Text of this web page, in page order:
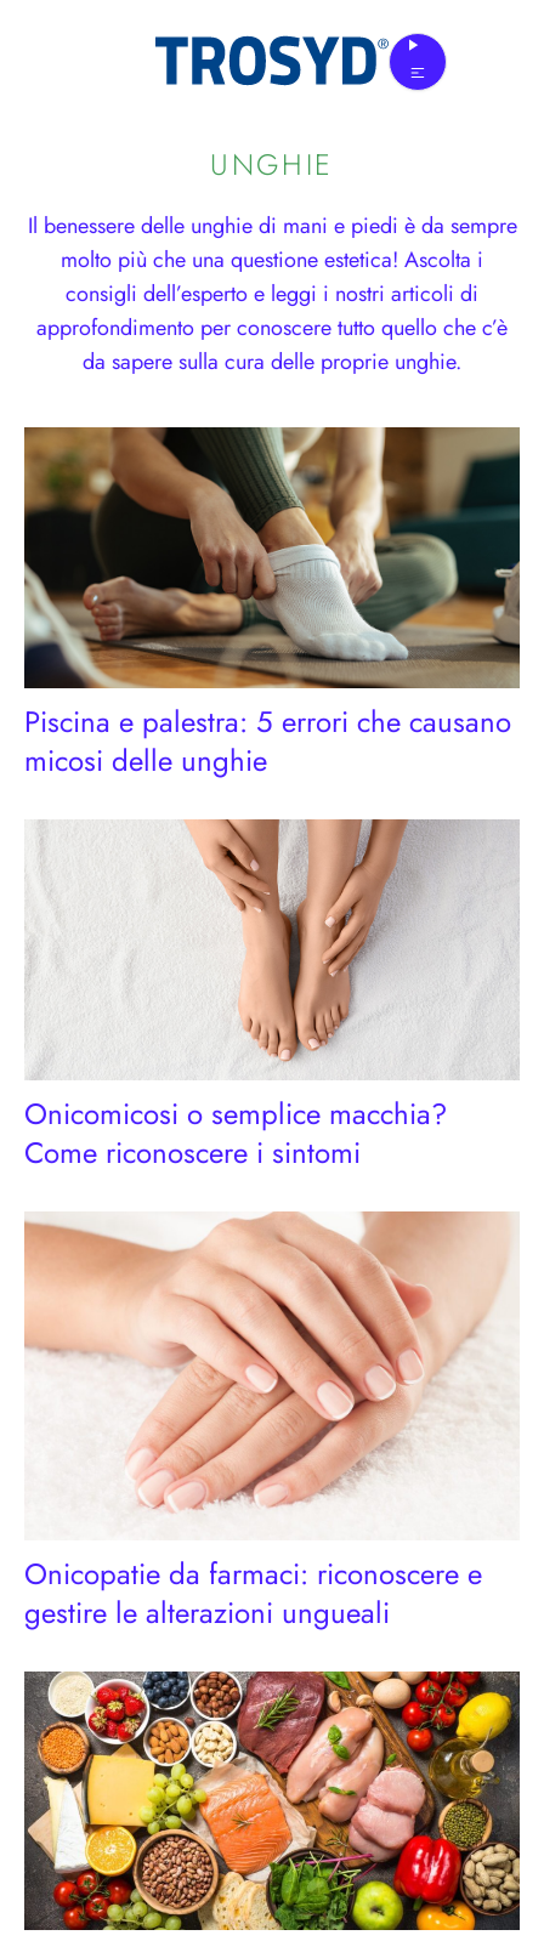
UNGHIE
Il benessere delle unghie di mani e piedi è da sempre
molto più che una questione estetica! Ascolta i
consigli dell’esperto e leggi i nostri articoli di
approfondimento per conoscere tutto quello che c’è
da sapere sulla cura delle proprie unghie.
Piscina e palestra: 5 errori che causano
micosi delle unghie
Onicomicosi o semplice macchia?
Come riconoscere i sintomi
Onicopatie da farmaci: riconoscere e
gestire le alterazioni ungueali